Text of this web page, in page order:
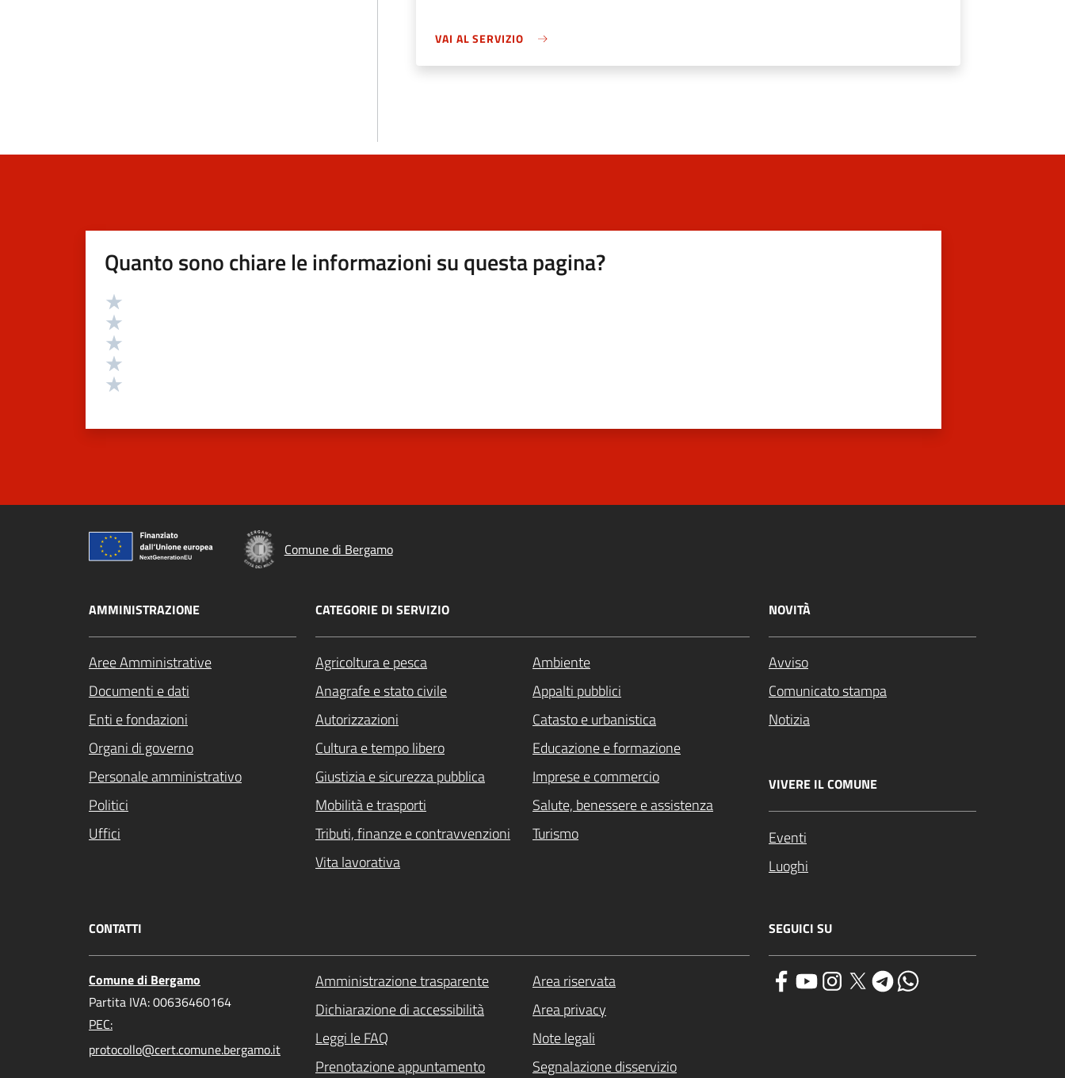
VAI AL SERVIZIO
Quanto sono chiare le informazioni su questa pagina?
Valutazione
Comune di Bergamo
AMMINISTRAZIONE
Aree Amministrative
Documenti e dati
Enti e fondazioni
Organi di governo
Personale amministrativo
Politici
Uffici
CATEGORIE DI SERVIZIO
Agricoltura e pesca
Ambiente
Anagrafe e stato civile
Appalti pubblici
Autorizzazioni
Catasto e urbanistica
Cultura e tempo libero
Educazione e formazione
Giustizia e sicurezza pubblica
Imprese e commercio
Mobilità e trasporti
Salute, benessere e assistenza
Tributi, finanze e contravvenzioni
Turismo
Vita lavorativa
NOVITÀ
Avviso
Comunicato stampa
Notizia
VIVERE IL COMUNE
Eventi
Luoghi
CONTATTI
Comune di Bergamo
Partita IVA: 00636460164
PEC:
protocollo@cert.comune.bergamo.it
Amministrazione trasparente
Area riservata
Dichiarazione di accessibilità
Area privacy
Leggi le FAQ
Note legali
Prenotazione appuntamento
Segnalazione disservizio
SEGUICI SU